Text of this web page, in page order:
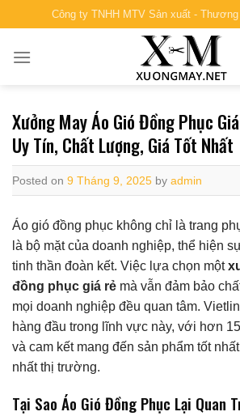
to
content
Công ty TNHH MTV Sản xuất -
Xưởng May Áo Gió Đồng Phục
Uy Tín, Chất Lượng, Giá Tốt Nhất
Posted on 9 Tháng 9, 2025 by admin
Áo gió đồng phục không chỉ là trang
là bộ mặt của doanh nghiệp, thể hiện
tinh thần đoàn kết. Việc lựa chọn một
đồng phục giá rẻ mà vẫn đảm bảo
mọi doanh nghiệp đều quan tâm.
hàng đầu trong lĩnh vực này, với hơn
và cam kết mang đến sản phẩm tốt
nhất thị trường.
Tại Sao Áo Gió Đồng Phục Lại Quan